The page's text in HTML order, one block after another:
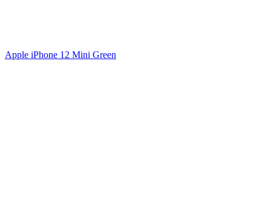
Apple iPhone 12 Mini Green